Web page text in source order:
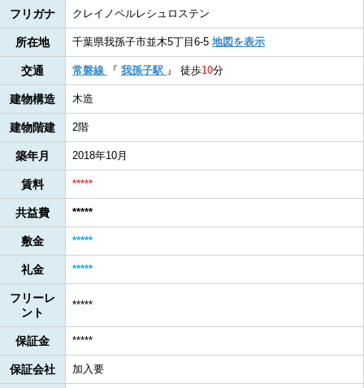
フリガナ クレイノペルレシュロステン
所在地 千葉県我孫子市並木5丁目6-5 地図を表示
交通 常磐線 『 我孫子駅 』 徒歩10分
建物構造 木造
建物階建 2階
築年月 2018年10月
賃料 *****
共益費 *****
敷金 *****
礼金 *****
フリーレ
ント
*****
保証金 *****
保証会社 加入要